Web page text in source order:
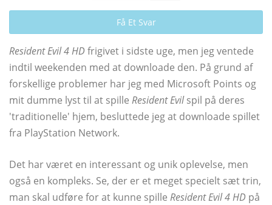
Få Et Svar
Resident Evil 4 HD frigivet i sidste uge, men jeg ventede
indtil weekenden med at downloade den. På grund af
forskellige problemer har jeg med Microsoft Points og
mit dumme lyst til at spille Resident Evilspil på deres
'traditionelle' hjem, besluttede jeg at downloade spillet
fra PlayStation Network.
Det har været en interessant og unik oplevelse, men
også en kompleks. Se, der er et meget specielt sæt trin,
man skal udføre for at kunne spille Resident Evil 4 HD på